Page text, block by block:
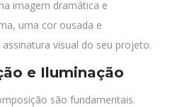
imagem dramática e
uma cor ousada e
visual do seu projeto.
e Iluminação
são fundamentais.